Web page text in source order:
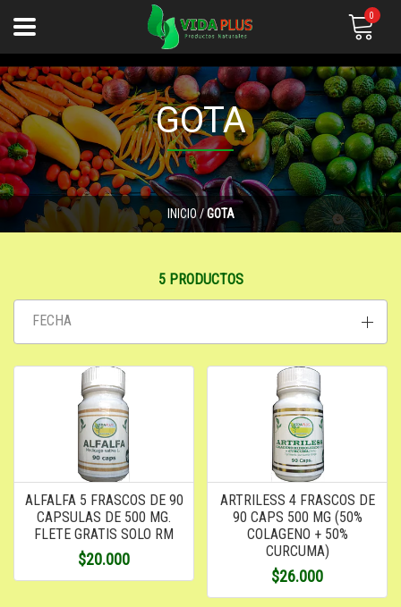
0
INICIO/ GOTA
GOTA
5 PRODUCTOS
FECHA
ALFALFA 5 FRASCOS DE 90
CAPSULAS DE 500 MG.
FLETE GRATIS SOLO RM
$20.000
ARTRILESS 4 FRASCOS DE
90 CAPS 500 MG (50%
COLAGENO + 50%
CURCUMA)
$26.000